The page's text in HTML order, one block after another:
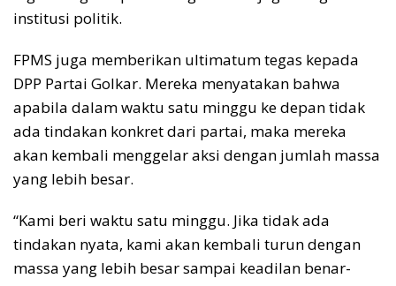
institusi politik.
FPMS juga memberikan ultimatum tegas kepada
DPP Partai Golkar. Mereka menyatakan bahwa
apabila dalam waktu satu minggu ke depan tidak
ada tindakan konkret dari partai, maka mereka
akan kembali menggelar aksi dengan jumlah massa
yang lebih besar.
“Kami beri waktu satu minggu. Jika tidak ada
tindakan nyata, kami akan kembali turun dengan
massa yang lebih besar sampai keadilan benar-